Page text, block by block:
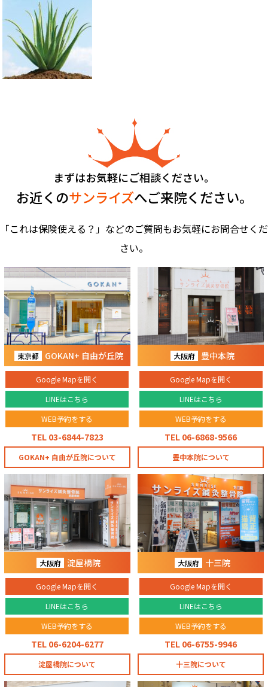
まずはお気軽にご相談ください。
お近くのサンライズへご来院ください。
「これは保険使える？」などのご質問もお気軽にお問合せくだ
さい。
東京都 GOKAN+ 自由が丘院
Google Mapを開く
LINEはこちら
WEB予約をする
TEL 03-6844-7823
GOKAN+ 自由が丘院について
大阪府 豊中本院
Google Mapを開く
LINEはこちら
WEB予約をする
TEL 06-6868-9566
豊中本院について
大阪府 淀屋橋院
Google Mapを開く
LINEはこちら
WEB予約をする
TEL 06-6204-6277
淀屋橋院について
大阪府 十三院
Google Mapを開く
LINEはこちら
WEB予約をする
TEL 06-6755-9946
十三院について